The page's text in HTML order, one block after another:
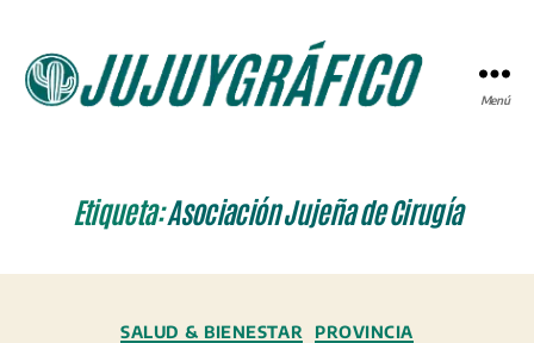
Menú
Etiqueta:Asociación Jujeña de Cirugía
Categorías
SALUD & BIENESTAR
PROVINCIA